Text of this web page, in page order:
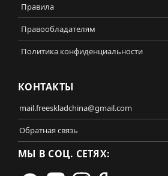
Правила
Правообладателям
Политика конфиденциальности
КОНТАКТЫ
mail.freeskladchina@gmail.com
Обратная связь
МЫ В СОЦ. СЕТЯХ: